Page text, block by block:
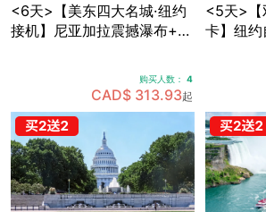
<6天>【美东四大名城·纽约
接机】尼亚加拉震撼瀑布+波
力殿堂+沃特金斯峡谷仙境
(可升级酒店+座位)
购买人数： 4
CAD$ 313.93起
<5天>【
卡】纽约
标三连
卡